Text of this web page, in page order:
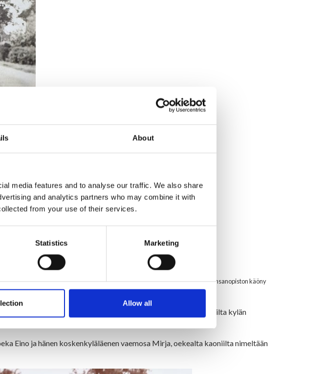
About
media features and to analyse our traffic. We also share
and analytics partners who may combine it with
from your use of their services.
Statistics Marketing
Allow all
Karoliina. Lie Puhakan Elsa tehny Liinulle tuon puvun. Elsa - Mieslahen kansanopiston käöny
alusvoatteita myöten; ne tehtiin lanellista. Van aeka näitti mekko!
meni kirkolle, niin Oskari käveli pari metrie Liinun eillä. Oskarilta kylän
Eino ja hänen koskenkyläläenen vaemosa Mirja, oekealta kaoniilta nimeltään